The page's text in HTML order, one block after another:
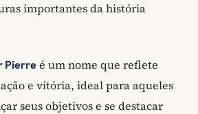
importantes da história
Pierreé um nome que reflete
e vitória, ideal para aqueles
seus objetivos e se destacar